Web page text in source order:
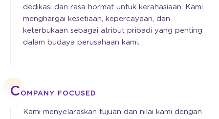
dedikasi dan rasa hormat untuk kerahasiaan. Kami
menghargai kesetiaan, kepercayaan, dan
keterbukaan sebagai atribut pribadi yang penting
dalam budaya perusahaan kami.
C OMPANY FOCUSED
Kami menyelaraskan tujuan dan nilai kami dengan